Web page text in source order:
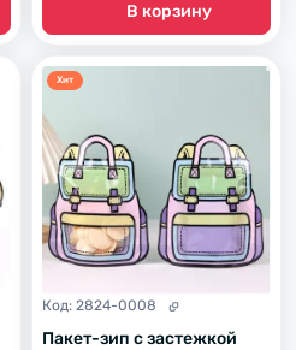
В корзину
Хит
Код: 2824-0008
Пакет-зип с застежкой